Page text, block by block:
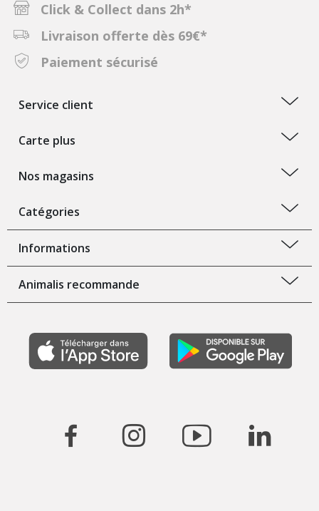
Click & Collect dans 2h*
Livraison offerte dès 69€*
Paiement sécurisé
Service client
Carte plus
Nos magasins
Catégories
Informations
Animalis recommande